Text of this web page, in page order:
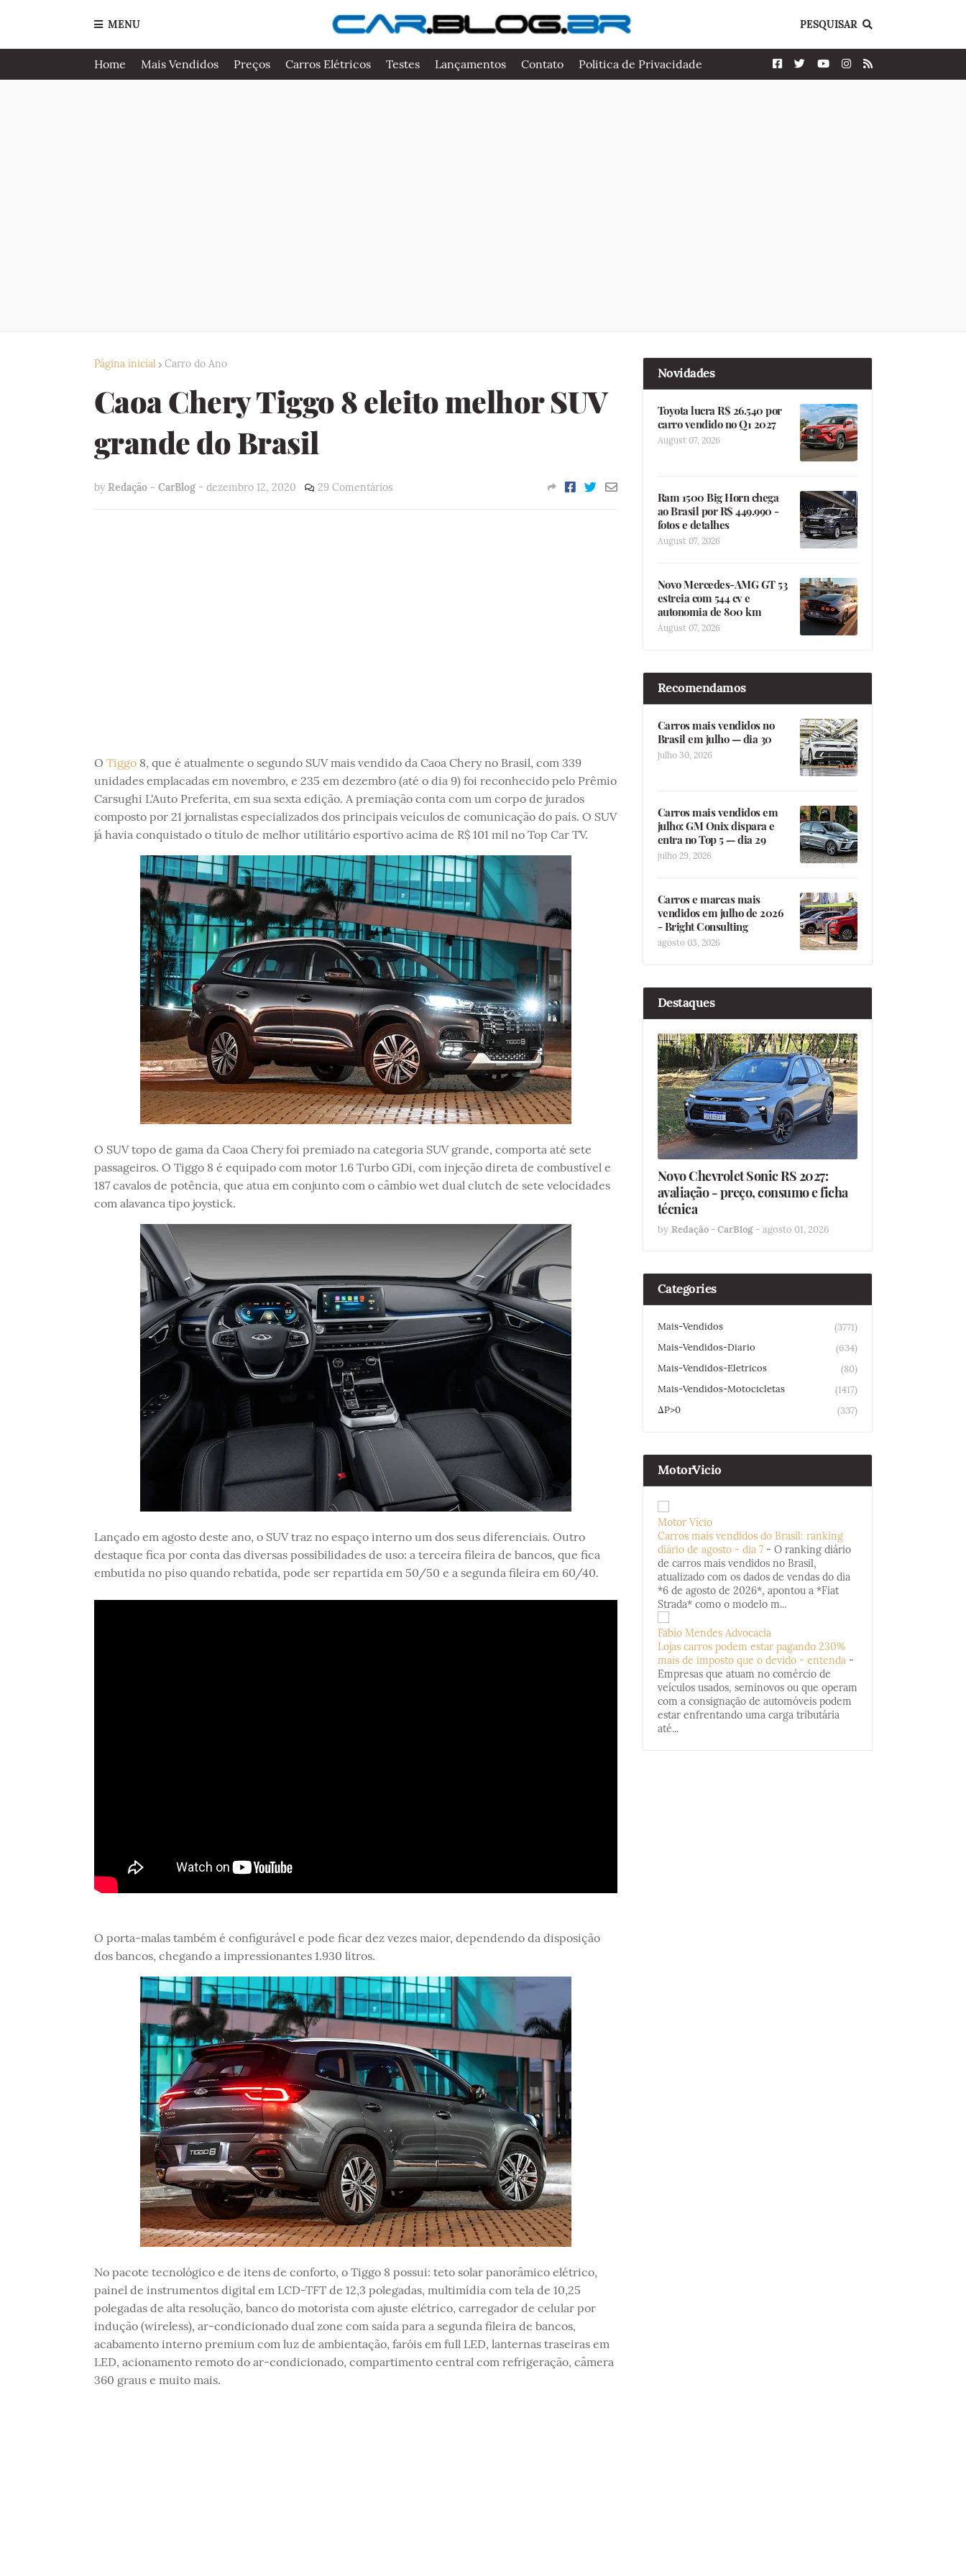
MENU PESQUISAR
Home Mais Vendidos Preços Carros Elétricos Testes Lançamentos Contato Politica de Privacidade
Página inicial Carro do Ano
Caoa Chery Tiggo 8 eleito melhor SUV
grande do Brasil
by Redação - CarBlog - dezembro 12, 2020 29 Comentários
O Tiggo 8, que é atualmente o segundo SUV mais vendido da Caoa Chery no Brasil, com 339
unidades emplacadas em novembro, e 235 em dezembro (até o dia 9) foi reconhecido pelo Prêmio
Carsughi L'Auto Preferita, em sua sexta edição. A premiação conta com um corpo de jurados
composto por 21 jornalistas especializados dos principais veículos de comunicação do país. O SUV
já havia conquistado o título de melhor utilitário esportivo acima de R$ 101 mil no Top Car TV.
O SUV topo de gama da Caoa Chery foi premiado na categoria SUV grande, comporta até sete
passageiros. O Tiggo 8 é equipado com motor 1.6 Turbo GDi, com injeção direta de combustível e
187 cavalos de potência, que atua em conjunto com o câmbio wet dual clutch de sete velocidades
com alavanca tipo joystick.
Lançado em agosto deste ano, o SUV traz no espaço interno um dos seus diferenciais. Outro
destaque fica por conta das diversas possibilidades de uso: a terceira fileira de bancos, que fica
embutida no piso quando rebatida, pode ser repartida em 50/50 e a segunda fileira em 60/40.
O porta-malas também é configurável e pode ficar dez vezes maior, dependendo da disposição
dos bancos, chegando a impressionantes 1.930 litros.
No pacote tecnológico e de itens de conforto, o Tiggo 8 possui: teto solar panorâmico elétrico,
painel de instrumentos digital em LCD-TFT de 12,3 polegadas, multimídia com tela de 10,25
polegadas de alta resolução, banco do motorista com ajuste elétrico, carregador de celular por
indução (wireless), ar-condicionado dual zone com saída para a segunda fileira de bancos,
acabamento interno premium com luz de ambientação, faróis em full LED, lanternas traseiras em
LED, acionamento remoto do ar-condicionado, compartimento central com refrigeração, câmera
360 graus e muito mais.
Novidades
Toyota lucra R$ 26.540 por
carro vendido no Q1 2027
August 07, 2026
Ram 1500 Big Horn chega
ao Brasil por R$ 449.990 -
fotos e detalhes
August 07, 2026
Novo Mercedes-AMG GT 53
estreia com 544 cv e
autonomia de 800 km
August 07, 2026
Recomendamos
Carros mais vendidos no
Brasil em julho — dia 30
julho 30, 2026
Carros mais vendidos em
julho: GM Onix dispara e
entra no Top 5 — dia 29
julho 29, 2026
Carros e marcas mais
vendidos em julho de 2026
- Bright Consulting
agosto 03, 2026
Destaques
Novo Chevrolet Sonic RS 2027:
avaliação - preço, consumo e ficha
técnica
by Redação - CarBlog - agosto 01, 2026
Categories
Mais-Vendidos
(3771)
Mais-Vendidos-Diario
(634)
Mais-Vendidos-Eletricos
(80)
Mais-Vendidos-Motocicletas
(1417)
ΔP>0
(337)
MotorVicio
Motor Vício
Carros mais vendidos do Brasil: ranking
diário de agosto - dia 7 - O ranking diário
de carros mais vendidos no Brasil,
atualizado com os dados de vendas do dia
*6 de agosto de 2026*, apontou a *Fiat
Strada* como o modelo m...
Fabio Mendes Advocacia
Lojas carros podem estar pagando 230%
mais de imposto que o devido - entenda -
Empresas que atuam no comércio de
veículos usados, seminovos ou que operam
com a consignação de automóveis podem
estar enfrentando uma carga tributária
até...